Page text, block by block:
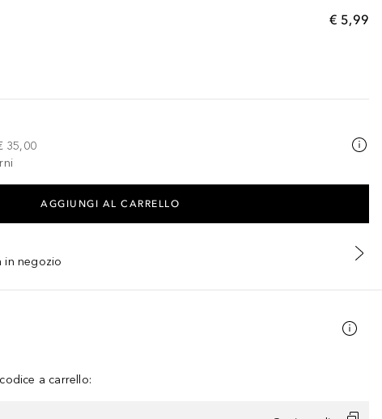
€ 5,99
35,00
AGGIUNGI AL CARRELLO
in negozio
a carrello: